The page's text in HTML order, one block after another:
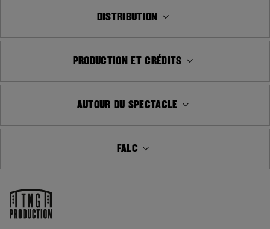
DISTRIBUTION
PRODUCTION ET CRÉDITS
AUTOUR DU SPECTACLE
FALC